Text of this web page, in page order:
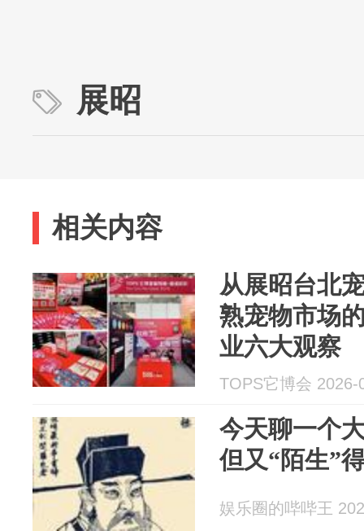
展昭
相关内容
从展昭台北
熟宠物市场
业六大观察
TOPS它博会 2026-
今天聊一个
但又“陌生”
娱乐圈的哔哔王